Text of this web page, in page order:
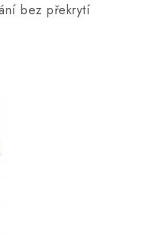
bez překrytí